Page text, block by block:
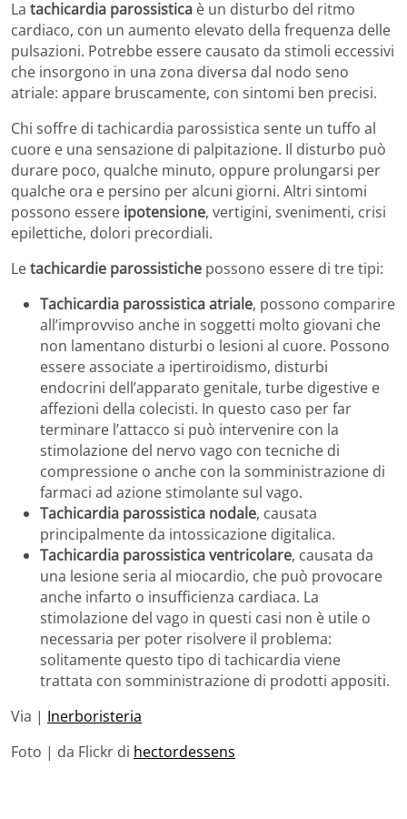
La tachicardia parossistica è un disturbo del ritmo
cardiaco, con un aumento elevato della frequenza delle
pulsazioni. Potrebbe essere causato da stimoli eccessivi
che insorgono in una zona diversa dal nodo seno
atriale: appare bruscamente, con sintomi ben precisi.
Chi soffre di tachicardia parossistica sente un tuffo al
cuore e una sensazione di palpitazione. Il disturbo può
durare poco, qualche minuto, oppure prolungarsi per
qualche ora e persino per alcuni giorni. Altri sintomi
possono essere ipotensione, vertigini, svenimenti, crisi
epilettiche, dolori precordiali.
Letachicardie parossistiche possono essere di tre tipi:
Tachicardia parossistica atriale, possono comparire
all’improvviso anche in soggetti molto giovani che
non lamentano disturbi o lesioni al cuore. Possono
essere associate a ipertiroidismo, disturbi
endocrini dell’apparato genitale, turbe digestive e
affezioni della colecisti. In questo caso per far
terminare l’attacco si può intervenire con la
stimolazione del nervo vago con tecniche di
compressione o anche con la somministrazione di
farmaci ad azione stimolante sul vago.
Tachicardia parossistica nodale, causata
principalmente da intossicazione digitalica.
Tachicardia parossistica ventricolare, causata da
una lesione seria al miocardio, che può provocare
anche infarto o insufficienza cardiaca. La
stimolazione del vago in questi casi non è utile o
necessaria per poter risolvere il problema:
solitamente questo tipo di tachicardia viene
trattata con somministrazione di prodotti appositi.
Via | Inerboristeria
Foto | da Flickr di hectordessens